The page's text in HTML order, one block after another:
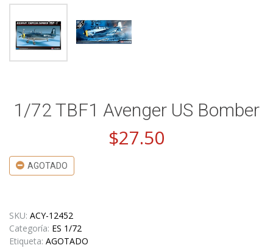
1/72 TBF1 Avenger US Bomber
$27.50
AGOTADO
SKU: ACY-12452
Categoría: ES 1/72
Etiqueta: AGOTADO